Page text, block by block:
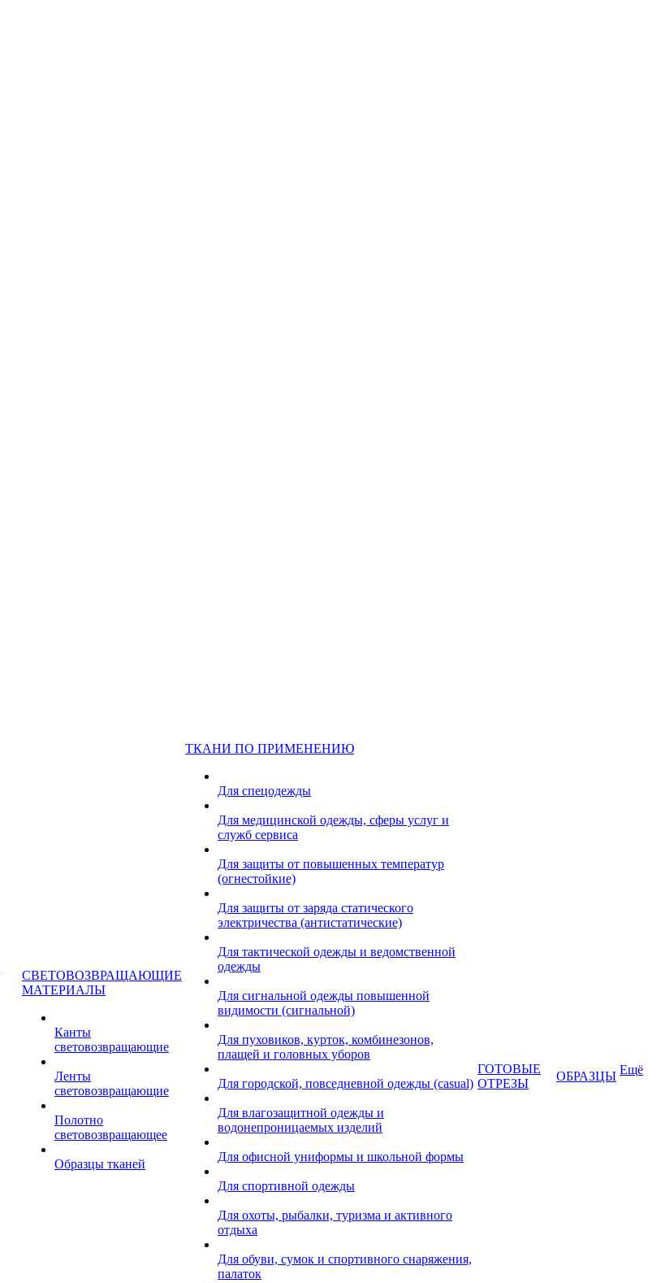
СВЕТОВОЗВРАЩАЮЩИЕ
МАТЕРИАЛЫ
Канты
световозвращающие
Ленты
световозвращающие
Полотно
световозвращающее
Образцы тканей
ТКАНИ ПО ПРИМЕНЕНИЮ
Для спецодежды
Для медицинской одежды, сферы услуг и
служб сервиса
Для защиты от повышенных температур
(огнестойкие)
Для защиты от заряда статического
электричества (антистатические)
Для тактической одежды и ведомственной
одежды
Для сигнальной одежды повышенной
видимости (сигнальной)
Для пуховиков, курток, комбинезонов,
плащей и головных уборов
Для городской, повседневной одежды (casual)
Для влагозащитной одежды и
водонепроницаемых изделий
Для офисной униформы и школьной формы
Для спортивной одежды
Для охоты, рыбалки, туризма и активного
отдыха
Для обуви, сумок и спортивного снаряжения,
палаток
ГОТОВЫЕ
ОТРЕЗЫ
ОБРАЗЦЫ Ещё